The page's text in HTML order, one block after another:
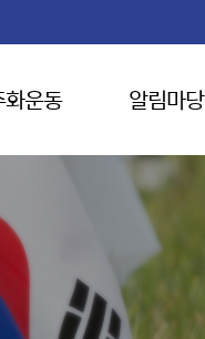
운동 알림마당